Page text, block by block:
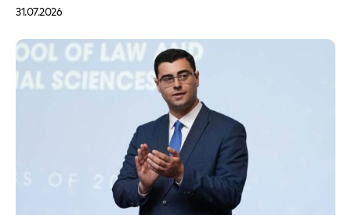
31.07.2026